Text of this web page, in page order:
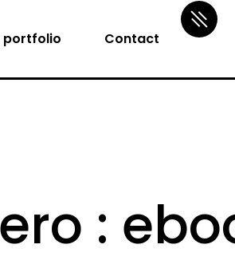
portfolio Contact
: